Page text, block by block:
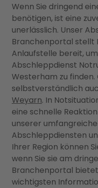
Wenn Sie dringend
benötigen, ist eine
unerlässlich. Unser
Branchenportal stellt
Anlaufstelle bereit,
Abschleppdienst
Westerham zu finden.
selbstverständlich
Weyarn. In
eine schnelle
unserer
Abschleppdiensten
Ihrer Region können
wenn Sie sie am
Branchenportal
wichtigsten